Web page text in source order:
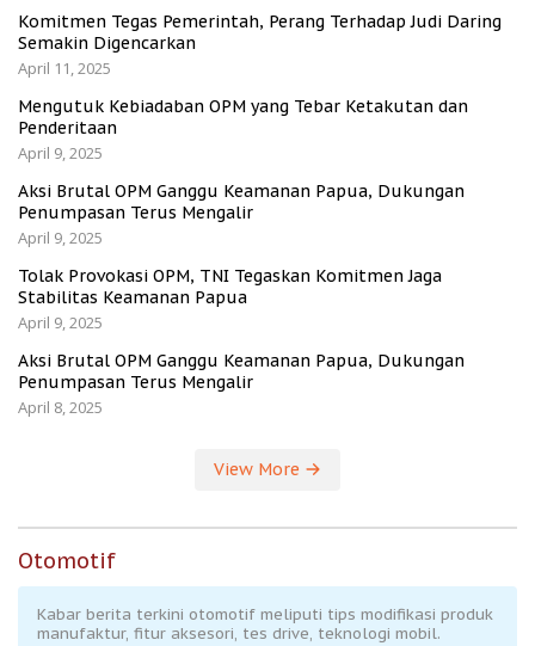
Komitmen Tegas Pemerintah, Perang Terhadap Judi Daring
Semakin Digencarkan
April 11, 2025
Mengutuk Kebiadaban OPM yang Tebar Ketakutan dan
Penderitaan
April 9, 2025
Aksi Brutal OPM Ganggu Keamanan Papua, Dukungan
Penumpasan Terus Mengalir
April 9, 2025
Tolak Provokasi OPM, TNI Tegaskan Komitmen Jaga
Stabilitas Keamanan Papua
April 9, 2025
Aksi Brutal OPM Ganggu Keamanan Papua, Dukungan
Penumpasan Terus Mengalir
April 8, 2025
View More
Otomotif
Kabar berita terkini otomotif meliputi tips modifikasi produk
manufaktur, fitur aksesori, tes drive, teknologi mobil.